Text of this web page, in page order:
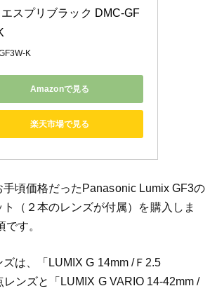
エスプリブラック DMC-GF
K
Amazonで見る
楽天市場で見る
頃価格だったPanasonic Lumix GF3の
（２本のレンズが付属）を購入しま
です。
は、「LUMIX G 14mm /Ｆ2.5
ンズと「LUMIX G VARIO 14-42mm /